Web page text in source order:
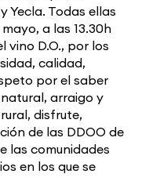
Yecla. Todas ellas
a las 13.30h
vino D.O., por los
calidad,
por el saber
arraigo y
disfrute,
de las DDOO de
las comunidades
en los que se